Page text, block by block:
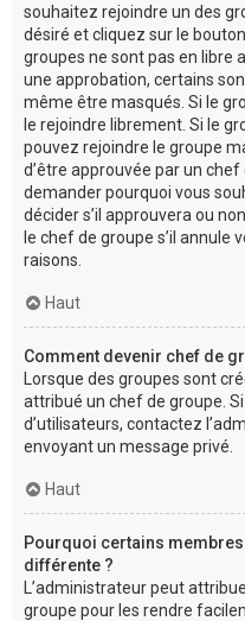
souhaitez rejoindre un des
désiré et cliquez sur le
groupes ne sont pas en libre
une approbation, certains
même être masqués. Si le
le rejoindre librement. Si le
pouvez rejoindre le groupe
d’être approuvée par un
demander pourquoi vous
décider s’il approuvera ou
le chef de groupe s’il annule
raisons.
Haut
Comment devenir chef de
Lorsque des groupes sont
attribué un chef de groupe.
d’utilisateurs, contactez
envoyant un message privé.
Haut
Pourquoi certains
différente ?
L’administrateur peut
groupe pour les rendre